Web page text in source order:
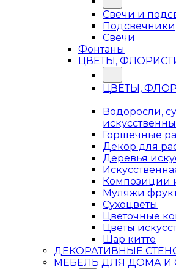
Свечи и
Подсвечники
Свечи
Фонтаны
ЦВЕТЫ,
ЦВЕТЫ,
Водоросли,
Горшечные
Декор для
Деревья
Композиции
Муляжи
Сухоцветы
Цветочные
Цветы
Шар китте
ДЕКОРАТИВНЫЕ
МЕБЕЛЬ ДЛЯ ДОМА И